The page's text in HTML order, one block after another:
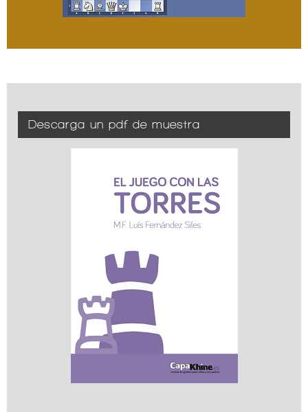
Descarga un pdf de muestra